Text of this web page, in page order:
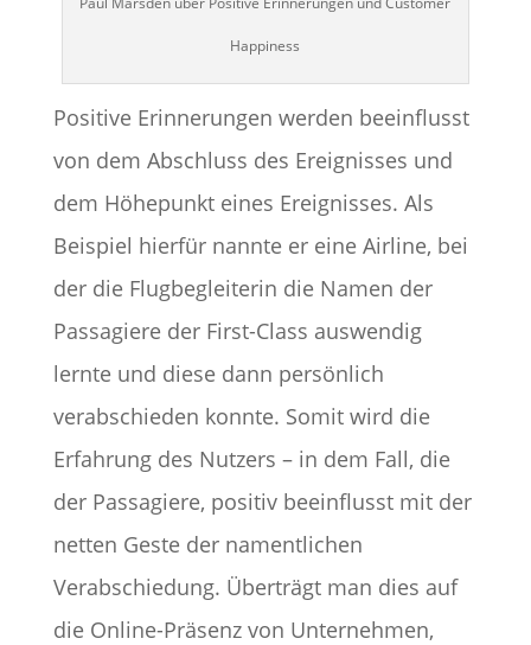
Happiness
Positive Erinnerungen werden beeinflusst
von dem Abschluss des Ereignisses und
dem Höhepunkt eines Ereignisses. Als
Beispiel hierfür nannte er eine Airline, bei
der die Flugbegleiterin die Namen der
Passagiere der First-Class auswendig
lernte und diese dann persönlich
verabschieden konnte. Somit wird die
Erfahrung des Nutzers – in dem Fall, die
der Passagiere, positiv beeinflusst mit der
netten Geste der namentlichen
Verabschiedung. Überträgt man dies auf
die Online-Präsenz von Unternehmen,